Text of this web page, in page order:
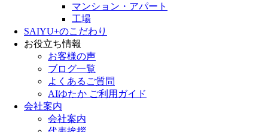
マンション・アパート
工場
SAIYU+のこだわり
お役立ち情報
お客様の声
ブログ一覧
よくあるご質問
AIゆたか ご利用ガイド
会社案内
会社案内